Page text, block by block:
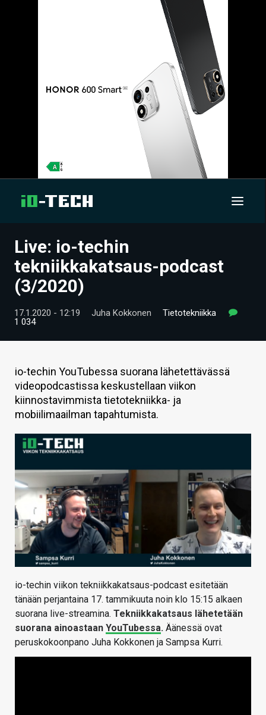
UUTISET
ARTIKKELIT
VIDEOT
HINTA.FI
KAUPPA
VAIHDA TEEMA
HAKU
Live: io-techin
tekniikkakatsaus-podcast
(3/2020)
17.1.2020 - 12:19 Juha Kokkonen
Tietotekniikka
1 034
io-techin YouTubessa suorana lähetettävässä
videopodcastissa keskustellaan viikon
kiinnostavimmista tietotekniikka- ja
mobiilimaailman tapahtumista.
io-techin viikon tekniikkakatsaus-podcast esitetään
tänään perjantaina 17. tammikuuta noin klo 15:15 alkaen
suorana live-streamina. Tekniikkakatsaus lähetetään
suorana ainoastaan YouTubessa. Äänessä ovat
peruskokoonpano Juha Kokkonen ja Sampsa Kurri.